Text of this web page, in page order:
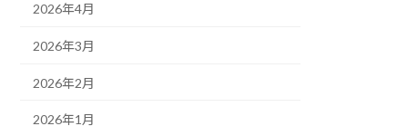
2026年4月
2026年3月
2026年2月
2026年1月